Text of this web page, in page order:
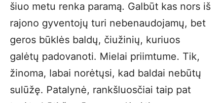
šiuo metu renka paramą. Galbūt kas nors iš
rajono gyventojų turi nebenaudojamų, bet
geros būklės baldų, čiužinių, kuriuos
galėtų padovanoti. Mielai priimtume. Tik,
žinoma, labai norėtųsi, kad baldai nebūtų
sulūžę. Patalynė, rankšluosčiai taip pat